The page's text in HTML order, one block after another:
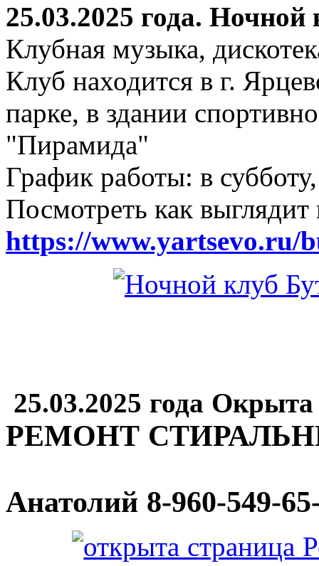
25.03.2025 года.
Клубная музыка,
Клуб находится в г.
парке, в здании
"Пирамида"
График работы: в
Посмотреть как
https://www.yartsevo.ru/
25.03.2025 года
РЕМОНТ
Анатолий 8-960-549-